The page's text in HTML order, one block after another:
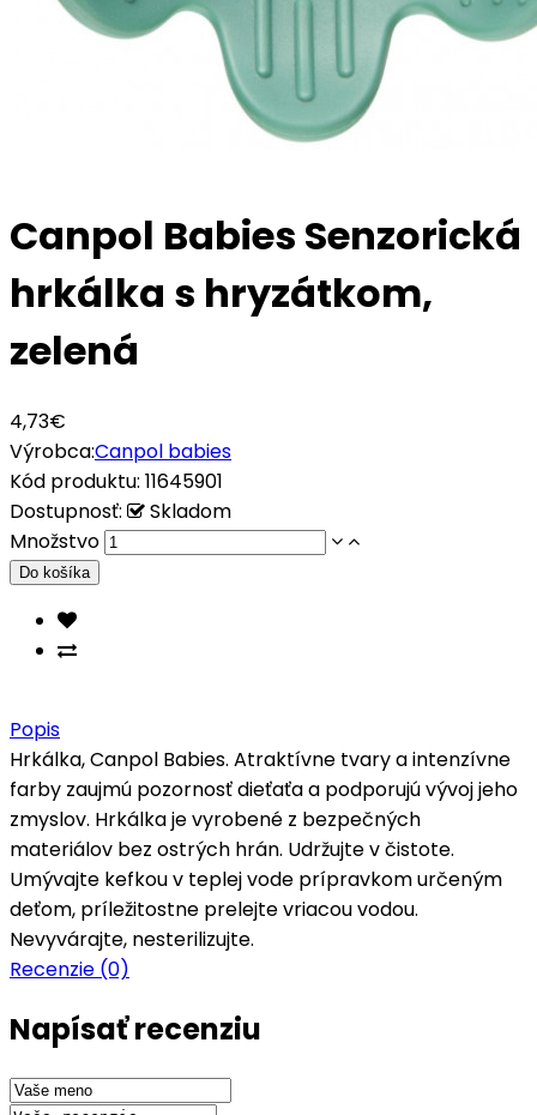
Canpol Babies Senzorická
hrkálka s hryzátkom,
zelená
4,73€
Výrobca:Canpol babies
Kód produktu: 11645901
Dostupnosť:
Skladom
Množstvo
Popis
Hrkálka, Canpol Babies. Atraktívne tvary a intenzívne
farby zaujmú pozornosť dieťaťa a podporujú vývoj jeho
zmyslov. Hrkálka je vyrobené z bezpečných
materiálov bez ostrých hrán. Udržujte v čistote.
Umývajte kefkou v teplej vode prípravkom určeným
deťom, príležitostne prelejte vriacou vodou.
Nevyvárajte, nesterilizujte.
Recenzie (0)
Napísať recenziu